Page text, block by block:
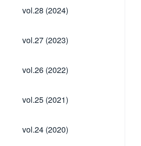
vol.28
(2024)
vol.28 (2024)
vol.27
(2023)
vol.27 (2023)
vol.26
(2022)
vol.26 (2022)
vol.25
(2021)
vol.25 (2021)
vol.24
(2020)
vol.24 (2020)